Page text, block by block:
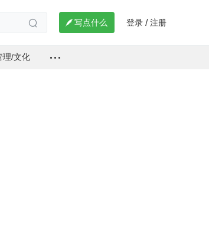
  写点什么 登录 / 注册
理/文化